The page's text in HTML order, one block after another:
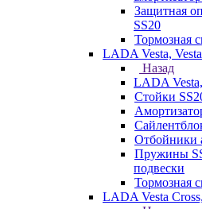
Защитная
SS20
Тормозная
LADA Vesta,
Назад
LADA
Стойки
Отбойники
Пружины
подвески
Тормозная
LADA Vesta